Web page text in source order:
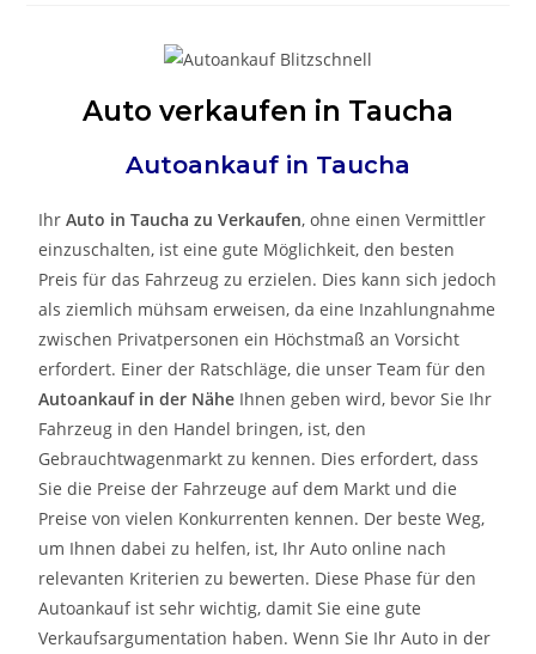
Auto verkaufen in Taucha
Autoankauf in Taucha
IhrAuto inTauchazuVerkaufen, ohne einen Vermittler
einzuschalten, ist eine gute Möglichkeit, den besten
Preis für das Fahrzeug zu erzielen. Dies kann sich jedoch
als ziemlich mühsam erweisen, da eine Inzahlungnahme
zwischen Privatpersonen ein Höchstmaß an Vorsicht
erfordert. Einer der Ratschläge, die unser Team für den
Autoankauf in der Nähe Ihnen geben wird, bevor Sie Ihr
Fahrzeug in den Handel bringen, ist, den
Gebrauchtwagenmarkt zu kennen. Dies erfordert, dass
Sie die Preise der Fahrzeuge auf dem Markt und die
Preise von vielen Konkurrenten kennen. Der beste Weg,
um Ihnen dabei zu helfen, ist, Ihr Auto online nach
relevanten Kriterien zu bewerten. Diese Phase für den
Autoankauf ist sehr wichtig, damit Sie eine gute
Verkaufsargumentation haben. Wenn Sie Ihr Auto in der